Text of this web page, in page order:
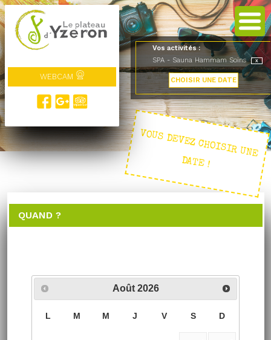
WEBCAM
VOUS DEVEZ CHOISIR UNE
DATE !
QUAND ?
Août 2026
L M M J V S D
Vos activités :
SPA - Sauna Hammam Soins
CHOISIR UNE DATE